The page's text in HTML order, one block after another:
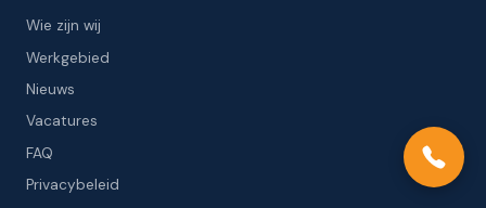
Wie zijn wij
Werkgebied
Nieuws
Vacatures
FAQ
Privacybeleid